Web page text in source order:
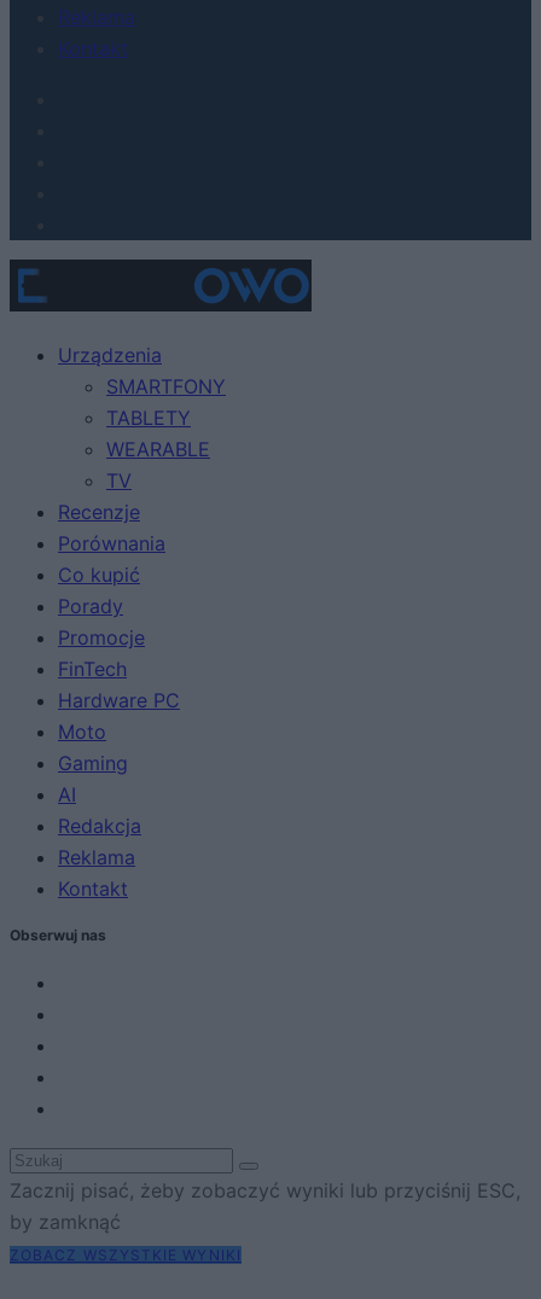
Reklama
Kontakt
Urządzenia
SMARTFONY
TABLETY
WEARABLE
TV
Recenzje
Porównania
Co kupić
Porady
Promocje
FinTech
Hardware PC
Moto
Gaming
AI
Redakcja
Reklama
Kontakt
Obserwuj nas
Zacznij pisać, żeby zobaczyć wyniki lub przyciśnij ESC,
by zamknąć
ZOBACZ WSZYSTKIE WYNIKI